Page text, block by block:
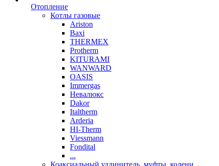
Отопление
Котлы газовые
Ariston
Baxi
THERMEX
Protherm
KITURAMI
WANWARD
OASIS
Immergas
Невалюкс
Dakor
Italtherm
Arderia
HI-Therm
Viessmann
Fondital
...